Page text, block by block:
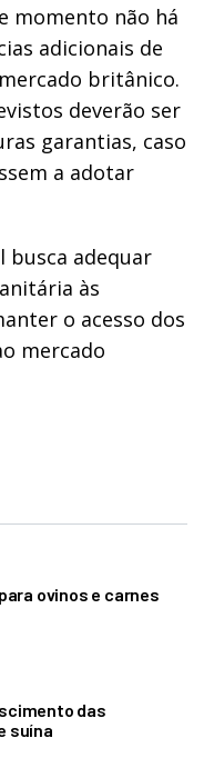
momento não há
adicionais de
britânico.
deverão ser
garantias, caso
a adotar
busca adequar
às
o acesso dos
mercado
ovinos e carnes
das
suína